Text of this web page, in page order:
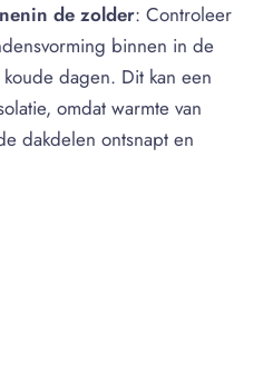
de zolder: Controleer
binnen in de
dagen. Dit kan een
omdat warmte van
dakdelen ontsnapt en